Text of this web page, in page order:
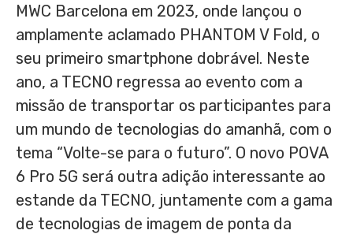
MWC Barcelona em 2023, onde lançou o
amplamente aclamado PHANTOM V Fold, o
seu primeiro smartphone dobrável. Neste
ano, a TECNO regressa ao evento com a
missão de transportar os participantes para
um mundo de tecnologias do amanhã, com o
tema “Volte-se para o futuro”. O novo POVA
6 Pro 5G será outra adição interessante ao
estande da TECNO, juntamente com a gama
de tecnologias de imagem de ponta da